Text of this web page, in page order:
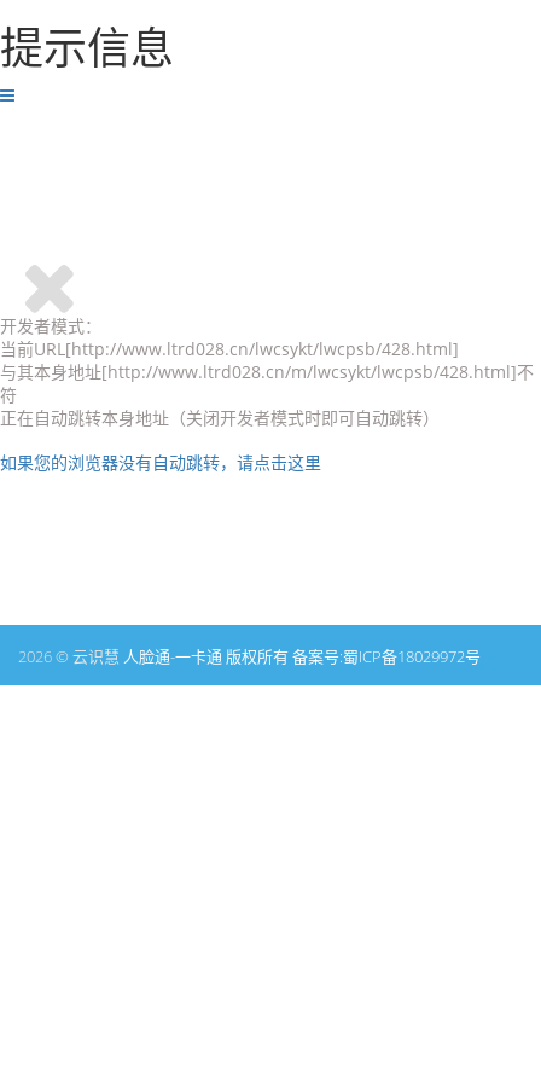
提示信息
开发者模式：
当前URL[http://www.ltrd028.cn/lwcsykt/lwcpsb/428.html]
与其本身地址[http://www.ltrd028.cn/m/lwcsykt/lwcpsb/428.html]不
符
正在自动跳转本身地址（关闭开发者模式时即可自动跳转）
如果您的浏览器没有自动跳转，请点击这里
2026 © 云识慧 人脸通-一卡通 版权所有 备案号:蜀ICP备18029972号